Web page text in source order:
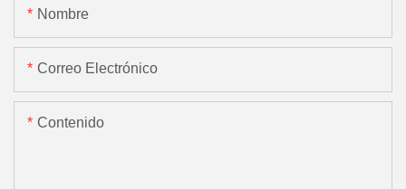
Nombre
Correo Electrónico
Contenido